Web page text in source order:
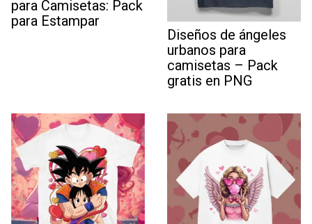
para Camisetas: Pack
para Estampar
Diseños de ángeles
urbanos para
camisetas – Pack
gratis en PNG